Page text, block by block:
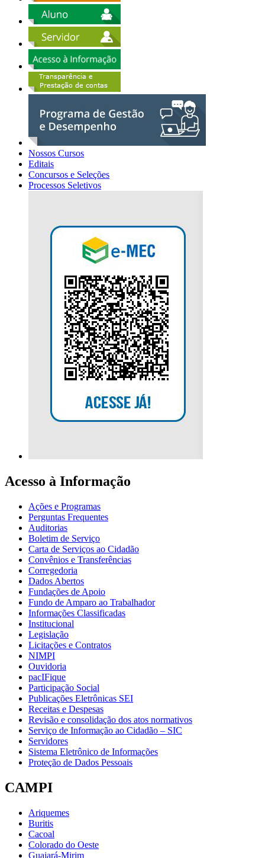
Nossos Cursos
Editais
Concursos e Seleções
Processos Seletivos
Acesso à Informação
Ações e Programas
Perguntas Frequentes
Auditorias
Boletim de Serviço
Carta de Serviços ao Cidadão
Convênios e Transferências
Corregedoria
Dados Abertos
Fundações de Apoio
Fundo de Amparo ao Trabalhador
Informações Classificadas
Institucional
Legislação
Licitações e Contratos
NIMPI
Ouvidoria
pacIFique
Participação Social
Publicações Eletrônicas SEI
Receitas e Despesas
Revisão e consolidação dos atos normativos
Serviço de Informação ao Cidadão – SIC
Servidores
Sistema Eletrônico de Informações
Proteção de Dados Pessoais
CAMPI
Ariquemes
Buritis
Cacoal
Colorado do Oeste
Guajará-Mirim